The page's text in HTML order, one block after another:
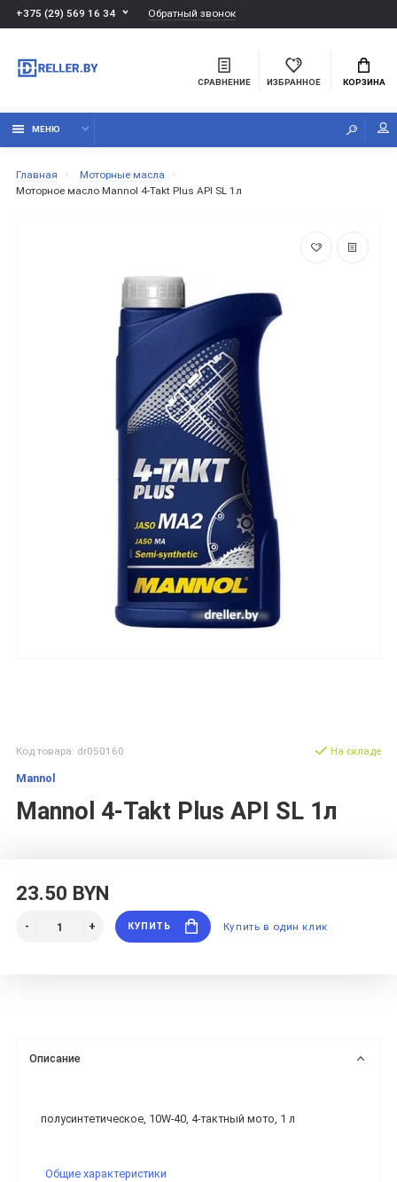
+375 (29) 569 16 34 Обратный звонок
СРАВНЕНИЕ ИЗБРАННОЕ КОРЗИНА
МЕНЮ
Главная
Моторные масла
Моторное масло Mannol 4-Takt Plus API SL 1л
Код товара: dr050160
Mannol
Mannol 4-Takt Plus API SL 1л
На складе
23.50 BYN
КУПИТЬ Купить в один клик
Описание
полусинтетическое, 10W-40, 4-тактный мото, 1 л
Общие характеристики